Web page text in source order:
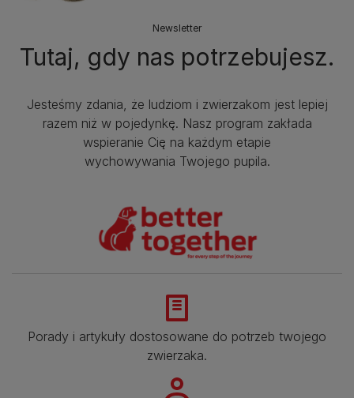
Newsletter
Tutaj, gdy nas potrzebujesz.
Jesteśmy zdania, że ludziom i zwierzakom jest lepiej
razem niż w pojedynkę. Nasz program zakłada
wspieranie Cię na każdym etapie
wychowywania Twojego pupila.
Porady i artykuły dostosowane do potrzeb twojego
zwierzaka.​